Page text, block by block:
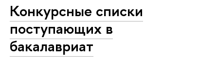
Конкурсные списки
поступающих в
бакалавриат